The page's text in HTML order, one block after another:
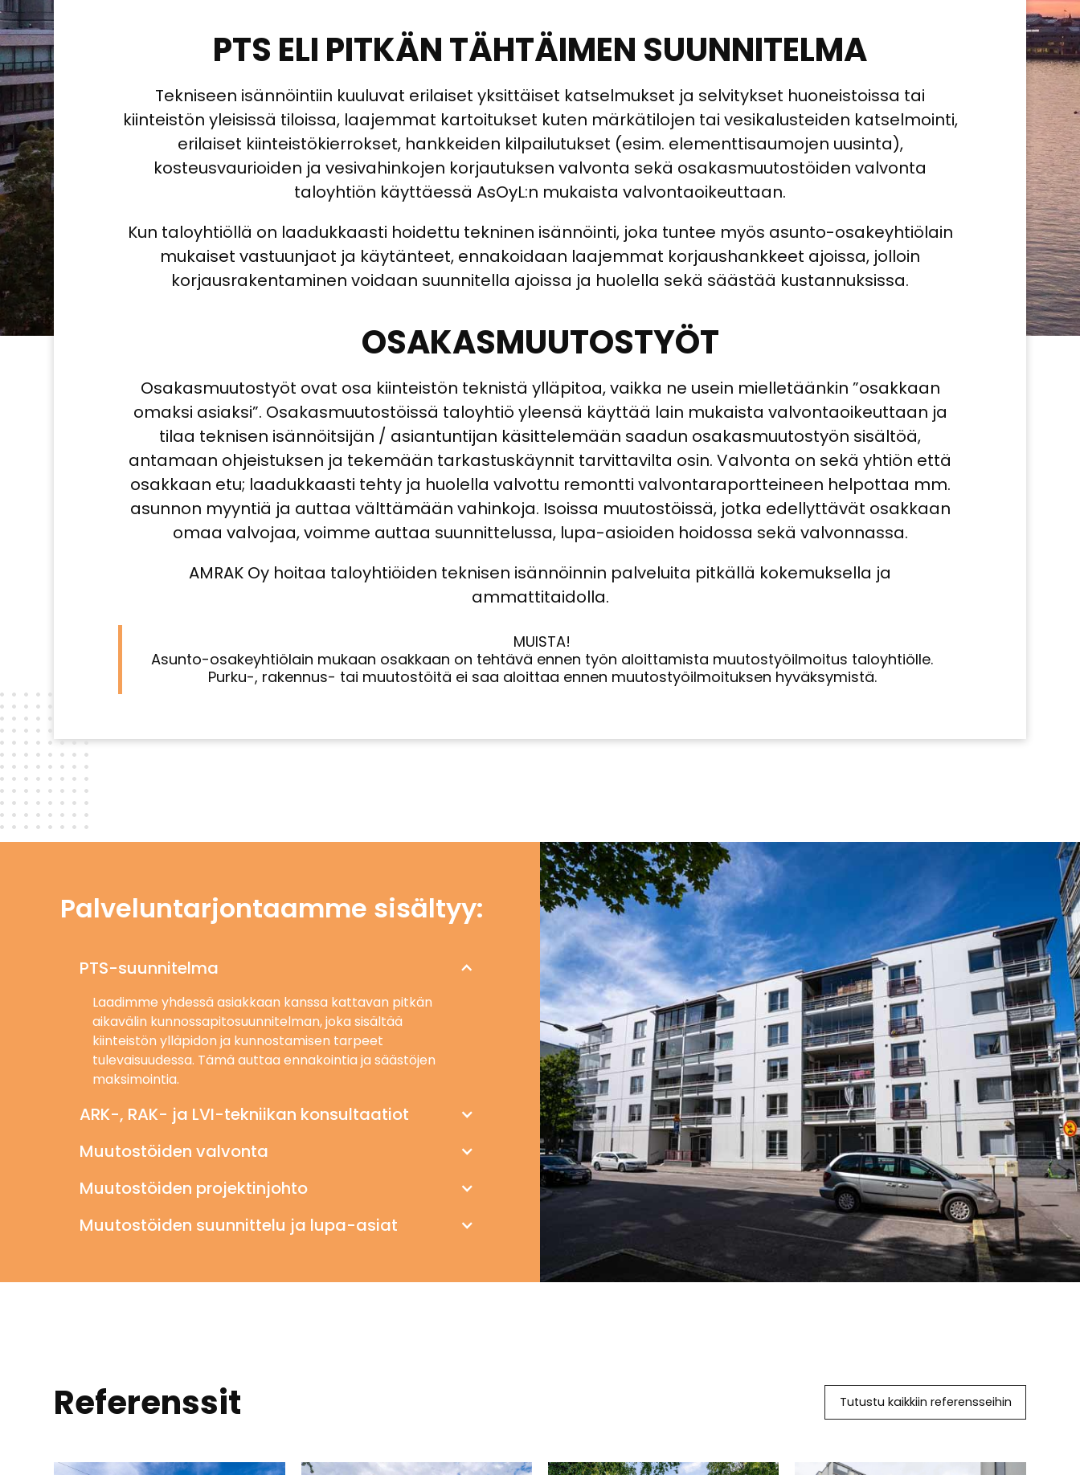
PTS ELI PITKÄN TÄHTÄIMEN SUUNNITELMA
Tekniseen isännöintiin kuuluvat erilaiset yksittäiset katselmukset ja selvitykset huoneistoissa tai
kiinteistön yleisissä tiloissa, laajemmat kartoitukset kuten märkätilojen tai vesikalusteiden katselmointi,
erilaiset kiinteistökierrokset, hankkeiden kilpailutukset (esim. elementtisaumojen uusinta),
kosteusvaurioiden ja vesivahinkojen korjautuksen valvonta sekä osakasmuutostöiden valvonta
taloyhtiön käyttäessä AsOyL:n mukaista valvontaoikeuttaan.
Kun taloyhtiöllä on laadukkaasti hoidettu tekninen isännöinti, joka tuntee myös asunto-osakeyhtiölain
mukaiset vastuunjaot ja käytänteet, ennakoidaan laajemmat korjaushankkeet ajoissa, jolloin
korjausrakentaminen voidaan suunnitella ajoissa ja huolella sekä säästää kustannuksissa.
OSAKASMUUTOSTYÖT
Osakasmuutostyöt ovat osa kiinteistön teknistä ylläpitoa, vaikka ne usein mielletäänkin ”osakkaan
omaksi asiaksi”. Osakasmuutostöissä taloyhtiö yleensä käyttää lain mukaista valvontaoikeuttaan ja
tilaa teknisen isännöitsijän / asiantuntijan käsittelemään saadun osakasmuutostyön sisältöä,
antamaan ohjeistuksen ja tekemään tarkastuskäynnit tarvittavilta osin. Valvonta on sekä yhtiön että
osakkaan etu; laadukkaasti tehty ja huolella valvottu remontti valvontaraportteineen helpottaa mm.
asunnon myyntiä ja auttaa välttämään vahinkoja. Isoissa muutostöissä, jotka edellyttävät osakkaan
omaa valvojaa, voimme auttaa suunnittelussa, lupa-asioiden hoidossa sekä valvonnassa.
AMRAK Oy hoitaa taloyhtiöiden teknisen isännöinnin palveluita pitkällä kokemuksella ja
ammattitaidolla.
MUISTA!
Asunto-osakeyhtiölain mukaan osakkaan on tehtävä ennen työn aloittamista muutostyöilmoitus taloyhtiölle.
Purku-, rakennus- tai muutostöitä ei saa aloittaa ennen muutostyöilmoituksen hyväksymistä.
Palveluntarjontaamme sisältyy:
PTS-suunnitelma
Laadimme yhdessä asiakkaan kanssa kattavan pitkän
aikavälin kunnossapitosuunnitelman, joka sisältää
kiinteistön ylläpidon ja kunnostamisen tarpeet
tulevaisuudessa. Tämä auttaa ennakointia ja säästöjen
maksimointia.
ARK-, RAK- ja LVI-tekniikan konsultaatiot
Muutostöiden valvonta
Muutostöiden projektinjohto
Muutostöiden suunnittelu ja lupa-asiat
Referenssit Tutustu kaikkiin referensseihin